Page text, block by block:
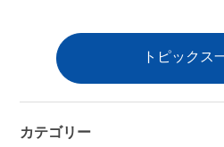
トピックス
カテゴリー